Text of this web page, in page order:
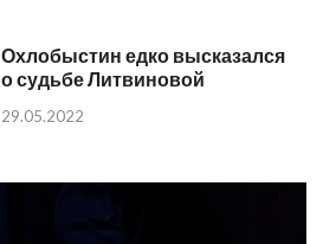
Охлобыстин едко высказался
о судьбе Литвиновой
29.05.2022